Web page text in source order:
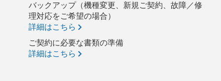
バックアップ（機種変更、新規ご契約、故障／修
理対応をご希望の場合）
詳細はこちら
ご契約に必要な書類の準備
詳細はこちら